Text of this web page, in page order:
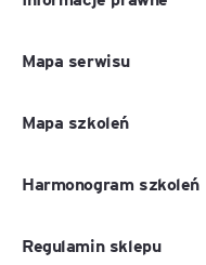
Mapa serwisu
Mapa szkoleń
Harmonogram szkoleń
Regulamin sklepu